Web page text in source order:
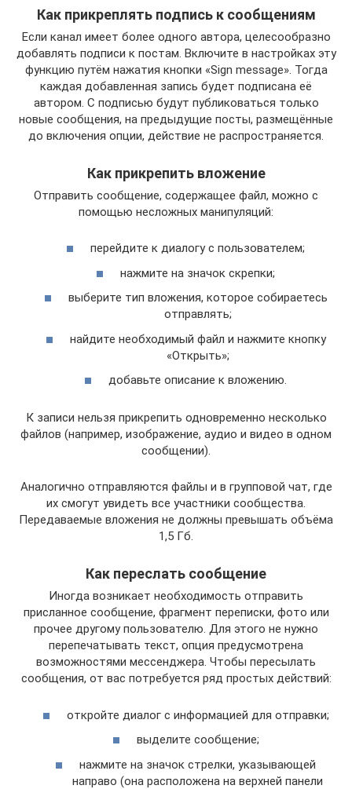
Как прикреплять подпись к сообщениям
Если канал имеет более одного автора, целесообразно
добавлять подписи к постам. Включите в настройках эту
функцию путём нажатия кнопки «Sign message». Тогда
каждая добавленная запись будет подписана её
автором. С подписью будут публиковаться только
новые сообщения, на предыдущие посты, размещённые
до включения опции, действие не распространяется.
Как прикрепить вложение
Отправить сообщение, содержащее файл, можно с
помощью несложных манипуляций:
перейдите к диалогу с пользователем;
нажмите на значок скрепки;
выберите тип вложения, которое собираетесь
отправлять;
найдите необходимый файл и нажмите кнопку
«Открыть»;
добавьте описание к вложению.
К записи нельзя прикрепить одновременно несколько
файлов (например, изображение, аудио и видео в одном
сообщении).
Аналогично отправляются файлы и в групповой чат, где
их смогут увидеть все участники сообщества.
Передаваемые вложения не должны превышать объёма
1,5 Гб.
Как переслать сообщение
Иногда возникает необходимость отправить
присланное сообщение, фрагмент переписки, фото или
прочее другому пользователю. Для этого не нужно
перепечатывать текст, опция предусмотрена
возможностями мессенджера. Чтобы пересылать
сообщения, от вас потребуется ряд простых действий:
откройте диалог с информацией для отправки;
выделите сообщение;
нажмите на значок стрелки, указывающей
направо (она расположена на верхней панели